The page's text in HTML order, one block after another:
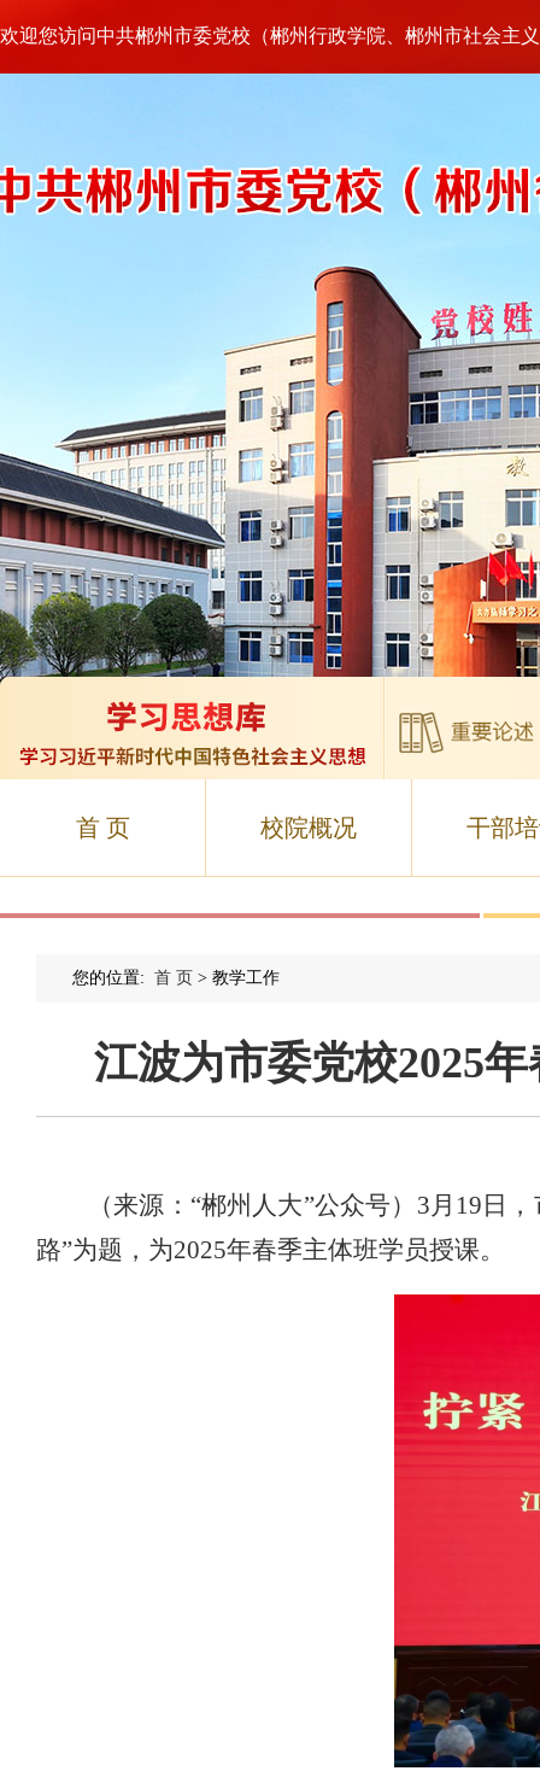
欢迎您访问中共郴州市委党校（郴州行政学院、郴州市社会主
首 页 校院概况 干部
您的位置: 首 页 > 教学工作
江波为市委党校2025
（来源： “郴州 人大”公众号） 3月19日
路”为题，为2025年春季主体班学员授课。